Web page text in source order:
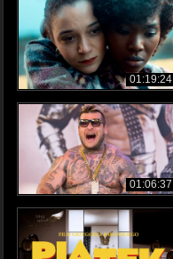
01:19:24
01:06:37